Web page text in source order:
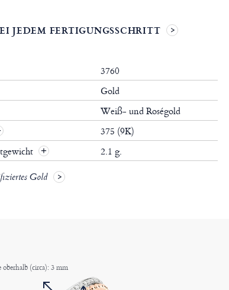
JEDEM FERTIGUNGSSCHRITT
3760
Gold
Weiß- und Roségold
375 (9K)
2.1 g.
Gold
oberhalb (circa): 3 mm